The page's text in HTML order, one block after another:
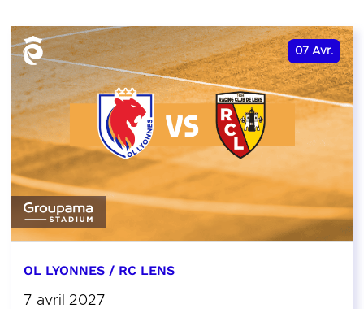
07 Avr.
OL LYONNES / RC LENS
7 avril 2027